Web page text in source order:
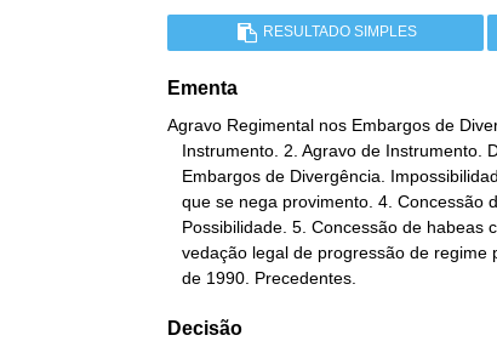
RESULTADO SIMPLES
Ementa
Agravo Regimental nos Embargos de
   de 1990. Precedentes.
Decisão